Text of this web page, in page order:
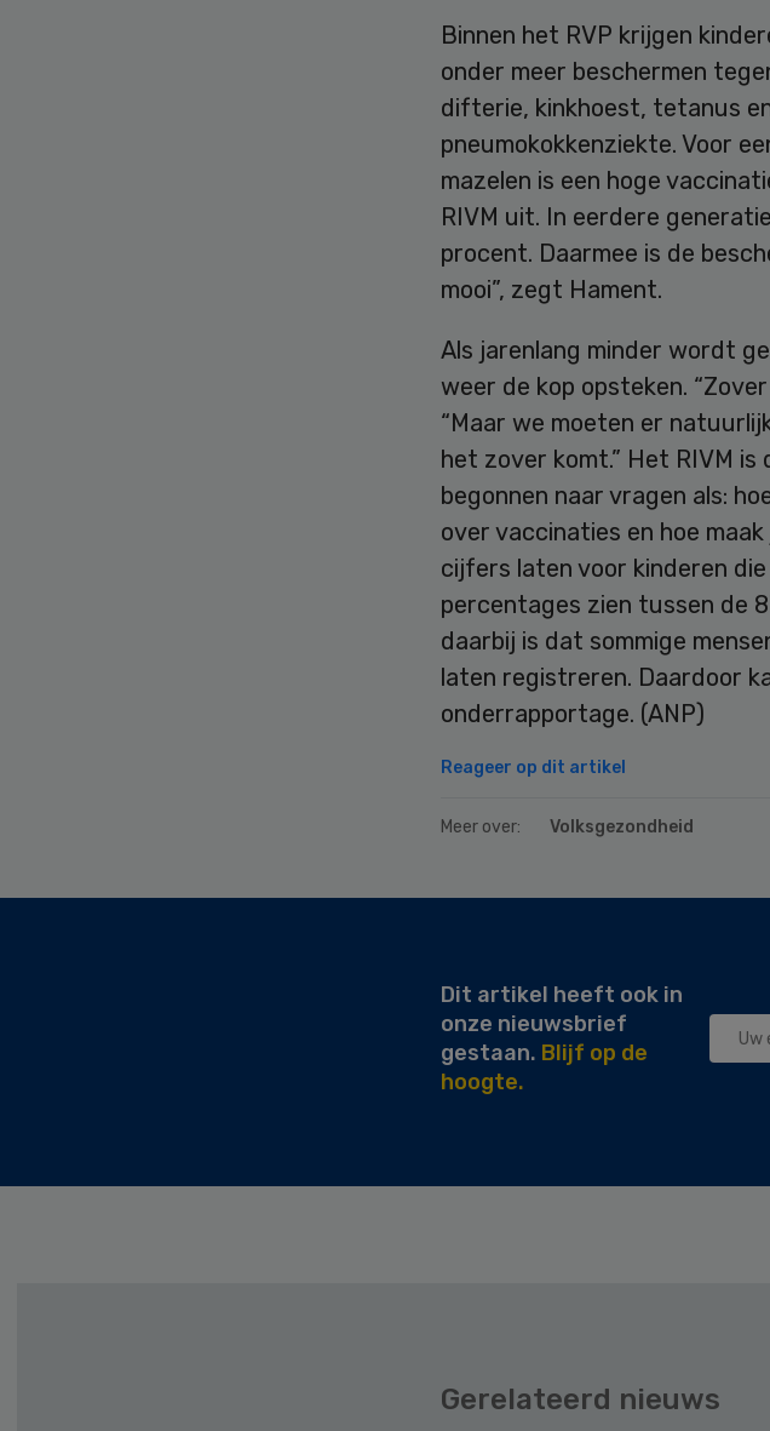
Binnen het RVP krijgen
onder meer beschermen
difterie, kinkhoest, tetanus
pneumokokkenziekte. Voor
mazelen is een hoge
RIVM uit. In eerdere
procent. Daarmee is de
mooi”, zegt Hament.
Als jarenlang minder wordt
weer de kop opsteken.
“Maar we moeten er
het zover komt.” Het RIVM
begonnen naar vragen als:
over vaccinaties en hoe
cijfers laten voor kinderen
percentages zien tussen de
daarbij is dat sommige
laten registreren. Daardoor
onderrapportage. (ANP)
Reageer op dit artikel
Meer over: Volksgezondheid
Dit artikel heeft ook in
onze nieuwsbrief
gestaan. Blijf op de
hoogte.
Gerelateerd nieuws